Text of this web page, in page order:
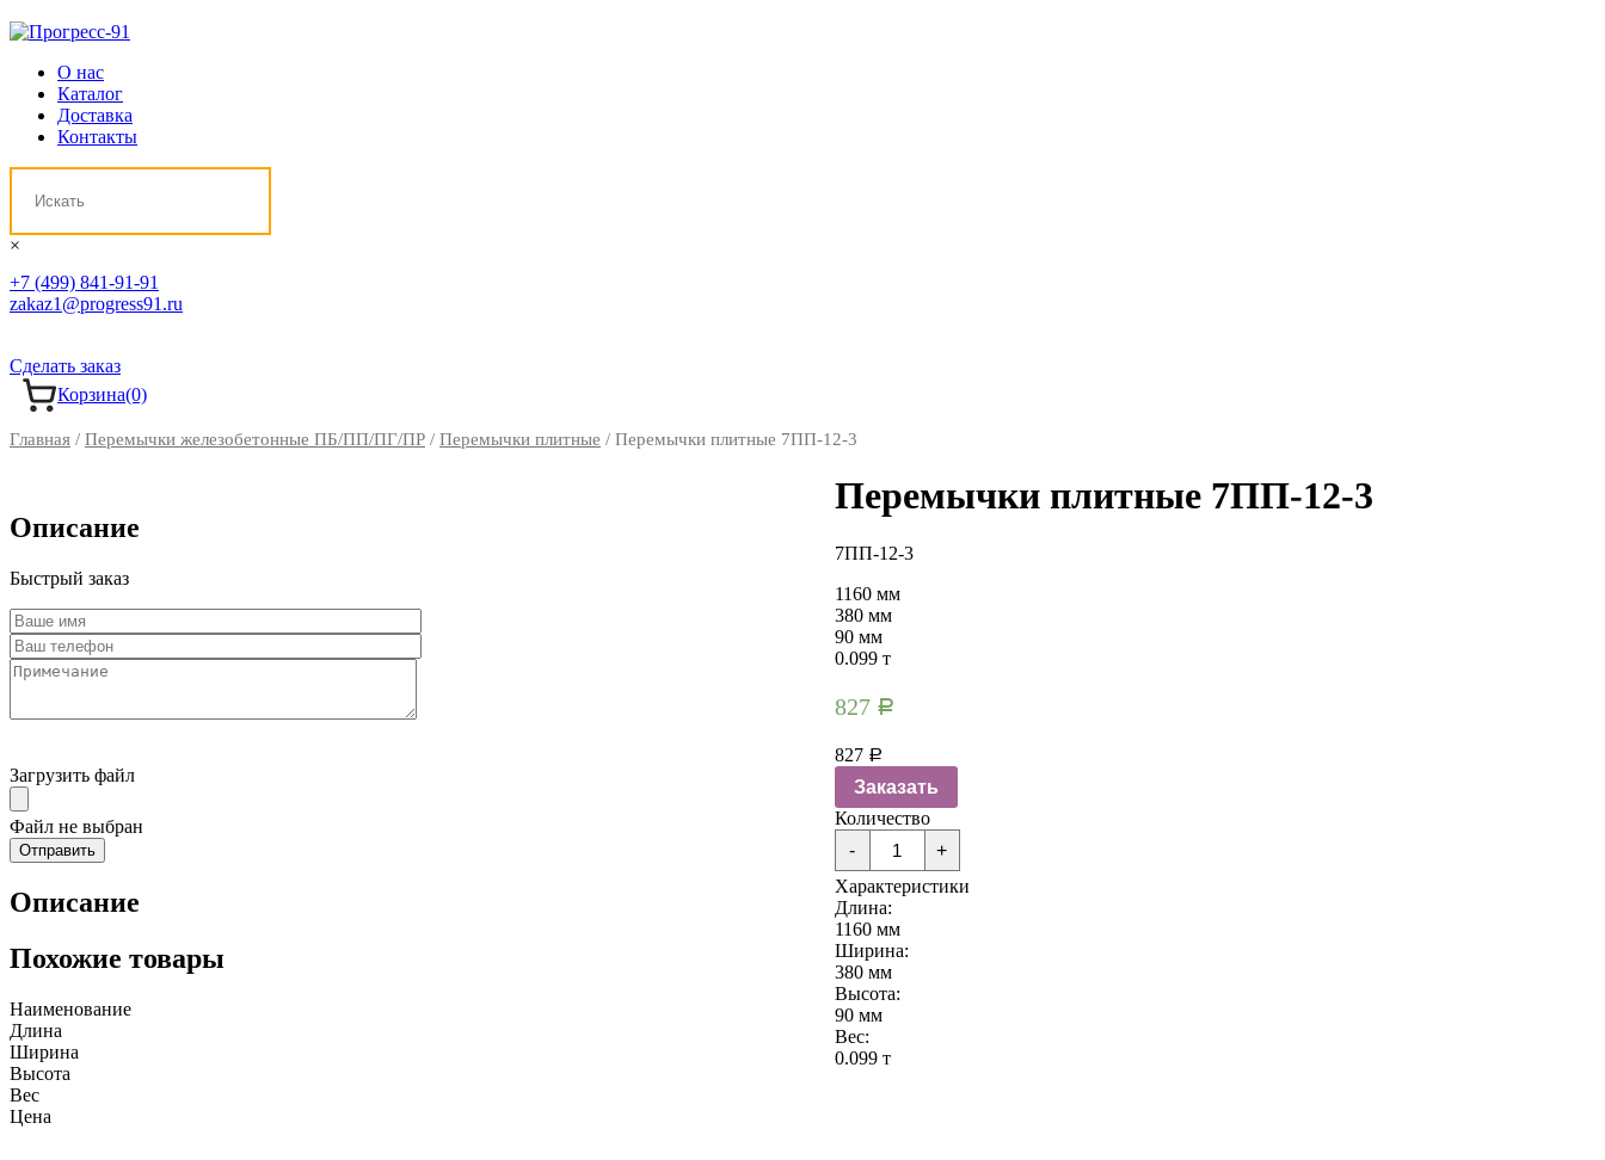
О нас
Каталог
Доставка
Контакты
×
+7 (499) 841-91-91
zakaz1@progress91.ru
Сделать заказ
Корзина(0)
Главная / Перемычки железобетонные ПБ/ПП/ПГ/ПР / Перемычки плитные / Перемычки плитные 7ПП-12-3
Перемычки плитные 7ПП-12-3
7ПП-12-3
1160 мм
380 мм
90 мм
0.099 т
827 Р
827 Р
Заказать
Количество
-
Перемычки
плитные
7ПП-12-
3
+
Характеристики
Длина:
1160 мм
Ширина:
380 мм
Высота:
90 мм
Вес:
0.099 т
Описание
Быстрый заказ
Загрузить файл
Файл не выбран
Описание
Похожие товары
Наименование
Длина
Ширина
Высота
Вес
Цена